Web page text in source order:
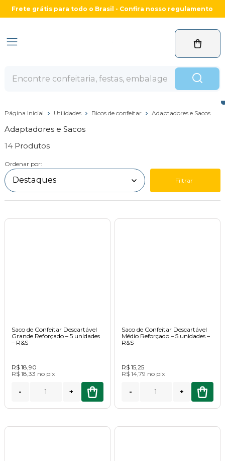
Frete grátis para todo o Brasil - Confira nosso regulamento
Página Inicial Utilidades Bicos de confeitar Adaptadores e Sacos
Adaptadores e Sacos
14
Ordenar por:
Filtrar
Saco de Confeitar Descartável
Grande Reforçado – 5 unidades
– R&S
R$ 18,90
R$ 18,33 no pix
- +
Saco de Confeitar Descartável
Médio Reforçado – 5 unidades –
R&S
R$ 15,25
R$ 14,79 no pix
- +